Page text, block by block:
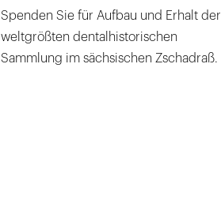
Spenden Sie für Aufbau und Erhalt der
weltgrößten dentalhistorischen
Sammlung im sächsischen Zschadraß.